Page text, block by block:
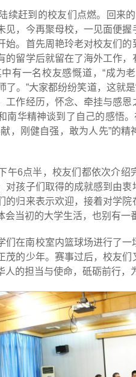
续赶到的校友们点燃。回来
见，今再聚母校，一见面便
始。首先周艳玲老对校友们的
的留学后就留在了海外工作
有一名校友感慨道，“成为
。”大家都纷纷笑道，这就
工作经历，怀念、牵挂与感
南华精神谈到了自己的感悟
，刚健自强，敢为人先”的
午6点半，校友们都依次介
对孩子们取得的成就感到由
的归来表示欢迎，接着对学
当初的大学生活，也别有一
们在南校室内篮球场进行了
茂的少年。赛事过后，校友
的担当与使命，砥砺前行，